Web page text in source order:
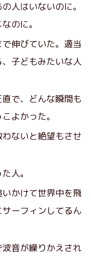
人はいないのに。
のに。
伸びていた。適当
子どもみたいな人
で、どんな瞬間も
よかった。
ないと絶望もさせ
人。
かけて世界中を飛
ーフィンしてるん
音が繰りかえされ